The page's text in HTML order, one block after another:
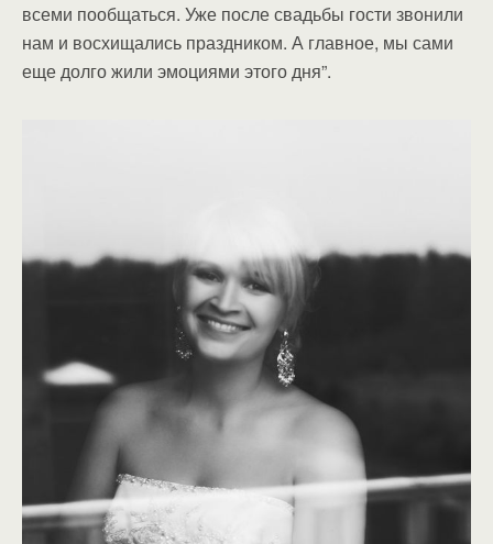
всеми пообщаться. Уже после свадьбы гости звонили
нам и восхищались праздником. А главное, мы сами
еще долго жили эмоциями этого дня”.